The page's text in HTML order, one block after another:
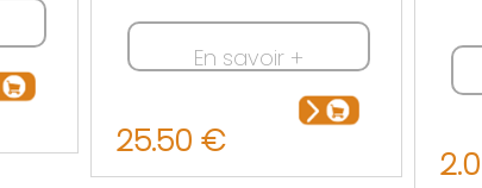
En savoir +
25.50 €